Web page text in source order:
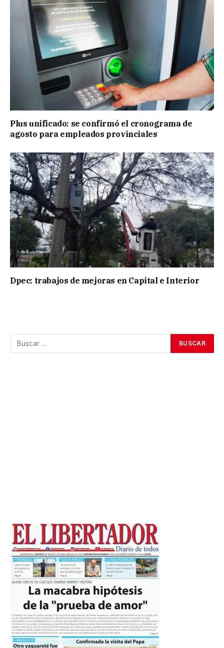
Plus unificado: se confirmó el cronograma de
agosto para empleados provinciales
Dpec: trabajos de mejoras en Capital e Interior